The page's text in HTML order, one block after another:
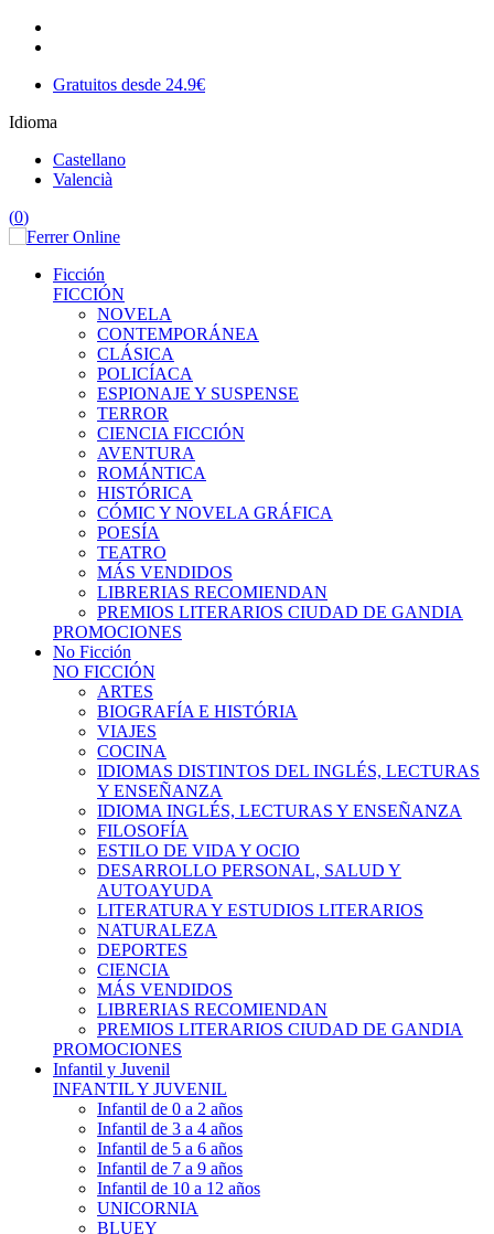
Gratuitos desde 24.9€
Idioma
Castellano
Valencià
(0)
Ficción
FICCIÓN
NOVELA
CONTEMPORÁNEA
CLÁSICA
POLICÍACA
ESPIONAJE Y SUSPENSE
TERROR
CIENCIA FICCIÓN
AVENTURA
ROMÁNTICA
HISTÓRICA
CÓMIC Y NOVELA GRÁFICA
POESÍA
TEATRO
MÁS VENDIDOS
LIBRERIAS RECOMIENDAN
PREMIOS LITERARIOS CIUDAD DE GANDIA
PROMOCIONES
No Ficción
NO FICCIÓN
ARTES
BIOGRAFÍA E HISTÓRIA
VIAJES
COCINA
IDIOMAS DISTINTOS DEL INGLÉS, LECTURAS
Y ENSEÑANZA
IDIOMA INGLÉS, LECTURAS Y ENSEÑANZA
FILOSOFÍA
ESTILO DE VIDA Y OCIO
DESARROLLO PERSONAL, SALUD Y
AUTOAYUDA
LITERATURA Y ESTUDIOS LITERARIOS
NATURALEZA
DEPORTES
CIENCIA
MÁS VENDIDOS
LIBRERIAS RECOMIENDAN
PREMIOS LITERARIOS CIUDAD DE GANDIA
PROMOCIONES
Infantil y Juvenil
INFANTIL Y JUVENIL
Infantil de 0 a 2 años
Infantil de 3 a 4 años
Infantil de 5 a 6 años
Infantil de 7 a 9 años
Infantil de 10 a 12 años
UNICORNIA
BLUEY